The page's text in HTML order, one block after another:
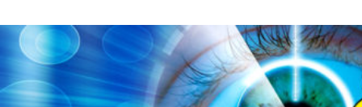
to
contentvinivida.lk